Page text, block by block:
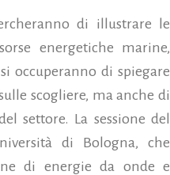
di illustrare le
energetiche marine,
occuperanno di spiegare
scogliere, ma anche di
settore. La sessione del
di Bologna, che
di energie da onde e